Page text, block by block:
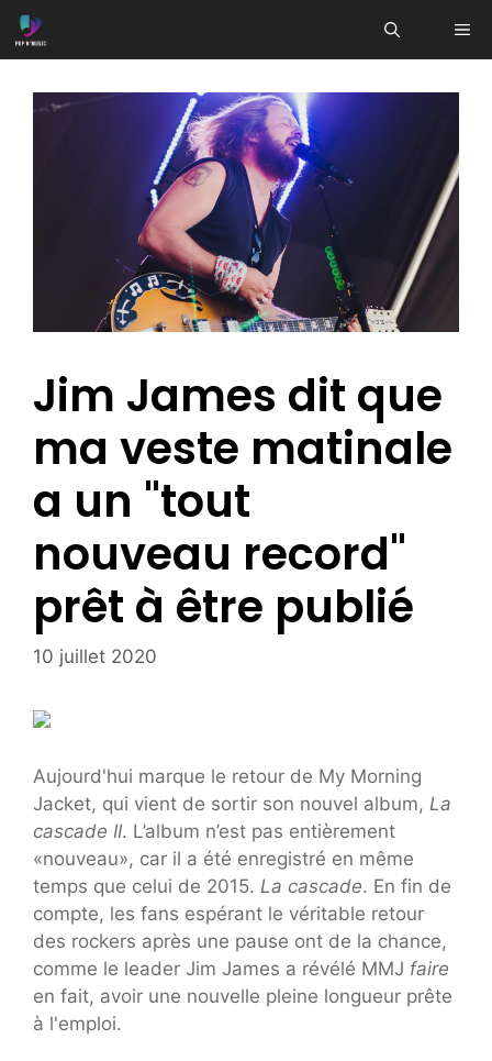
Aller
au
Jim James dit que
ma veste matinale
a un "tout
nouveau record"
prêt à être publié
10 juillet 2020
Aujourd'hui marque le retour de My Morning
Jacket, qui vient de sortir son nouvel album, La
cascade II. L’album n’est pas entièrement
«nouveau», car il a été enregistré en même
temps que celui de 2015. La cascade. En fin de
compte, les fans espérant le véritable retour
des rockers après une pause ont de la chance,
comme le leader Jim James a révélé MMJ faire
en fait, avoir une nouvelle pleine longueur prête
à l'emploi.